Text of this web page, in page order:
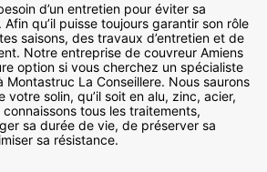
d’un entretien pour éviter sa
qu’il puisse toujours garantir son rôle
saisons, des travaux d’entretien et de
Notre entreprise de couvreur Amiens
option si vous cherchez un spécialiste
Montastruc La Conseillere. Nous saurons
votre solin, qu’il soit en alu, zinc, acier,
tous les traitements,
sa durée de vie, de préserver sa
sa résistance.